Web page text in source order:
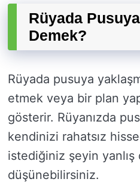
Rüyada
Demek?
Rüyada pusuya
etmek veya bir plan
gösterir. Rüyanızda
kendinizi rahatsız
istediğiniz şeyin yanlış
düşünebilirsiniz.